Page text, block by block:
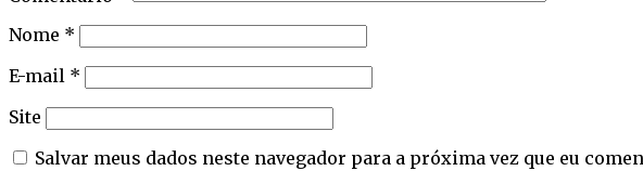
Nome *
E-mail *
Site
Salvar meus dados neste navegador para a próxima vez que eu